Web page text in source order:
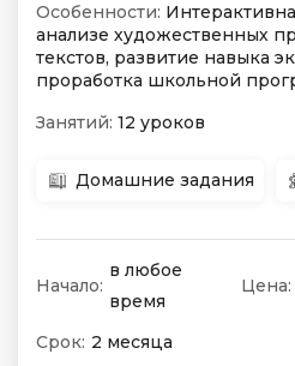
Особенности:
анализе художественных
текстов, развитие навыка
проработка школьной
Занятий: 12 уроков
Домашние задания
Начало:
в любое
время
Цена:
Срок: 2 месяца